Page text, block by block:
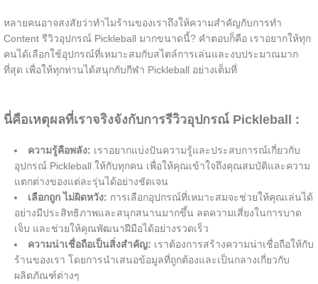
หลายคนอาจสงสัยว่าทำไมร้านของเราถึงให้ความสำคัญกับการทำ
Content รีวิวอุปกรณ์ Pickleball มากขนาดนี้? คำตอบก็คือ เราอยากให้ทุก
คนได้เลือกใช้อุปกรณ์ที่เหมาะสมกับสไตล์การเล่นและงบประมาณมาก
ที่สุด เพื่อให้ทุกท่านได้สนุกกับกีฬา Pickleball อย่างเต็มที่
นี่คือเหตุผลที่เราจริงจังกับการรีวิวอุปกรณ์ Pickleball :
ความรู้คือพลัง: เราอยากแบ่งปันความรู้และประสบการณ์เกี่ยวกับ
อุปกรณ์ Pickleball ให้กับทุกคน เพื่อให้คุณเข้าใจถึงคุณสมบัติและความ
แตกต่างของแต่ละรุ่นได้อย่างชัดเจน
เลือกถูก ไม่ผิดหวัง: การเลือกอุปกรณ์ที่เหมาะสมจะช่วยให้คุณเล่นได้
อย่างมีประสิทธิภาพและสนุกสนานมากขึ้น ลดความเสี่ยงในการบาด
เจ็บ และช่วยให้คุณพัฒนาฝีมือได้อย่างรวดเร็ว
ความน่าเชื่อถือเป็นสิ่งสำคัญ: เราต้องการสร้างความน่าเชื่อถือให้กับ
ร้านของเรา โดยการนำเสนอข้อมูลที่ถูกต้องและเป็นกลางเกี่ยวกับ
ผลิตภัณฑ์ต่างๆ